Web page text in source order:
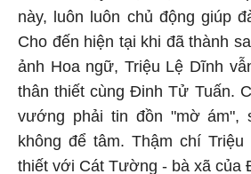
này, luôn luôn chủ động giúp
Cho đến hiện tại khi đã thành
ảnh Hoa ngữ, Triệu Lệ Dĩnh
thân thiết cùng Đinh Tử Tuấn.
vướng phải tin đồn "mờ ám",
không để tâm. Thậm chí
thiết với Cát Tường - bà xã của